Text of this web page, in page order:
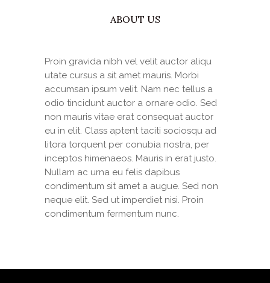
ABOUT US
Proin gravida nibh vel velit auctor aliqu
utate cursus a sit amet mauris. Morbi
accumsan ipsum velit. Nam nec tellus a
odio tincidunt auctor a ornare odio. Sed
non mauris vitae erat consequat auctor
eu in elit. Class aptent taciti sociosqu ad
litora torquent per conubia nostra, per
inceptos himenaeos. Mauris in erat justo.
Nullam ac urna eu felis dapibus
condimentum sit amet a augue. Sed non
neque elit. Sed ut imperdiet nisi. Proin
condimentum fermentum nunc.